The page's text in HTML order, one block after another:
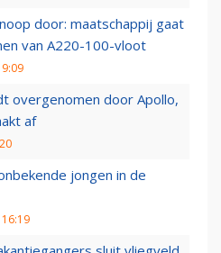
door: maatschappij gaat
van A220-100-vloot
overgenomen door Apollo,
af
jongen in de